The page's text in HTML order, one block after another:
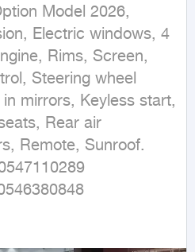
Model 2026,
Electric windows, 4
Rims, Screen,
Steering wheel
mirrors, Keyless start,
Rear air
Remote, Sunroof.